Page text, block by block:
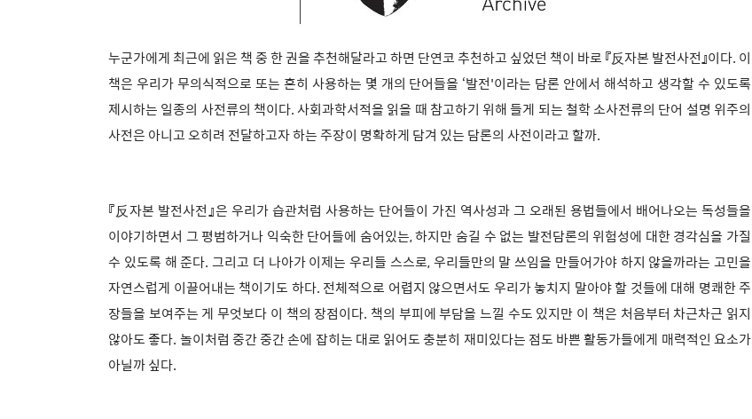
누군가에게 최근에 읽은 책 중 한 권을 추천해달라고 하면 단연코 추천하고 싶었던 책이 바로 『反자본 발전사전』이다. 이
책은 우리가 무의식적으로 또는 흔히 사용하는 몇 개의 단어들을 ‘발전'이라는 담론 안에서 해석하고 생각할 수 있도록
제시하는 일종의 사전류의 책이다. 사회과학서적을 읽을 때 참고하기 위해 들게 되는 철학 소사전류의 단어 설명 위주의
사전은 아니고 오히려 전달하고자 하는 주장이 명확하게 담겨 있는 담론의 사전이라고 할까.
『反자본 발전사전』은 우리가 습관처럼 사용하는 단어들이 가진 역사성과 그 오래된 용법들에서 배어나오는 독성들을
이야기하면서 그 평범하거나 익숙한 단어들에 숨어있는, 하지만 숨길 수 없는 발전담론의 위험성에 대한 경각심을 가질
수 있도록 해 준다. 그리고 더 나아가 이제는 우리들 스스로, 우리들만의 말 쓰임을 만들어가야 하지 않을까라는 고민을
자연스럽게 이끌어내는 책이기도 하다. 전체적으로 어렵지 않으면서도 우리가 놓치지 말아야 할 것들에 대해 명쾌한 주
장들을 보여주는 게 무엇보다 이 책의 장점이다. 책의 부피에 부담을 느낄 수도 있지만 이 책은 처음부터 차근차근 읽지
않아도 좋다. 놀이처럼 중간 중간 손에 잡히는 대로 읽어도 충분히 재미있다는 점도 바쁜 활동가들에게 매력적인 요소가
아닐까 싶다.